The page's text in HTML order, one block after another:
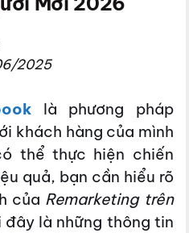
2025
là phương pháp
khách hàng của mình
thể thực hiện chiến
quả, bạn cần hiểu rõ
của Remarketing trên
là những thông tin